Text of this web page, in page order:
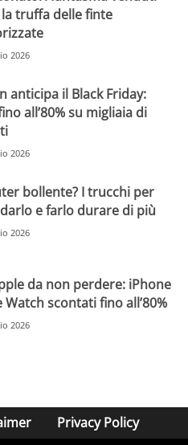
truffa delle finte
2026
anticipa il Black Friday:
all’80% su migliaia di
2026
bollente? I trucchi per
e farlo durare di più
2026
da non perdere: iPhone
Watch scontati fino all’80%
2026
Privacy Policy